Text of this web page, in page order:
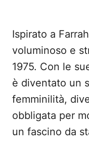
Ispirato a
voluminoso e
1975. Con le
è diventato un
femminilità,
obbligata per
un fascino da